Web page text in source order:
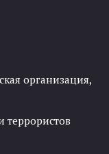
организация,
террористов